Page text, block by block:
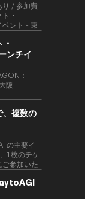
り / 参加費
・
ベント - 東
ンチイ
：
阪
、複数の
の主要イ
1枚のチケ
ご参加いた